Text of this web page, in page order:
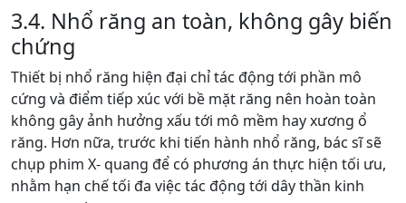
3.4. Nhổ răng an toàn, không gây biến
chứng
Thiết bị nhổ răng hiện đại chỉ tác động tới phần mô
cứng và điểm tiếp xúc với bề mặt răng nên hoàn toàn
không gây ảnh hưởng xấu tới mô mềm hay xương ổ
răng. Hơn nữa, trước khi tiến hành nhổ răng, bác sĩ sẽ
chụp phim X- quang để có phương án thực hiện tối ưu,
nhằm hạn chế tối đa việc tác động tới dây thần kinh